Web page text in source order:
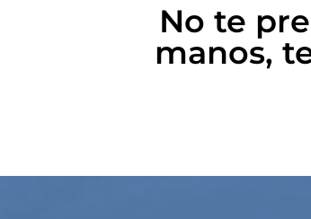
No te
manos,